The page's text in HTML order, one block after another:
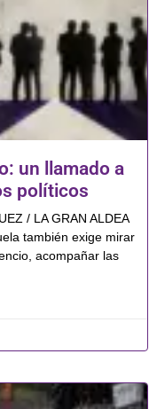
un llamado a
políticos
/ LA GRAN ALDEA
también exige mirar
acompañar las